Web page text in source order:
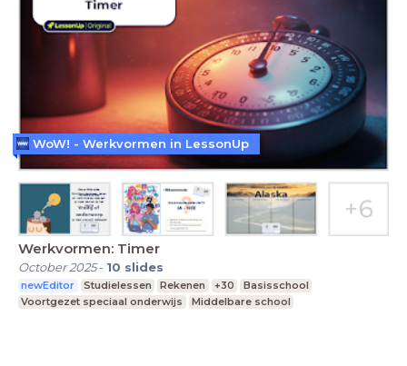
Werkvormen: Timer
October 2025- 10 slides
newEditor Studielessen Rekenen +30
Basisschool
Voortgezet speciaal onderwijs
Middelbare school
WoW! - Werkvormen in LessonUp